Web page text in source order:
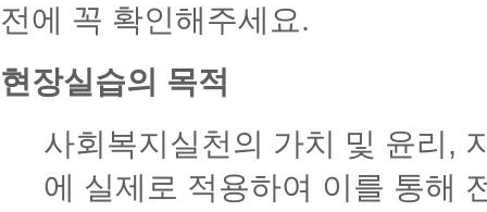
전에 꼭 확인해주세요.
현장실습의 목적
사회복지실천의 가치 및 윤리,
에 실제로 적용하여 이를 통해